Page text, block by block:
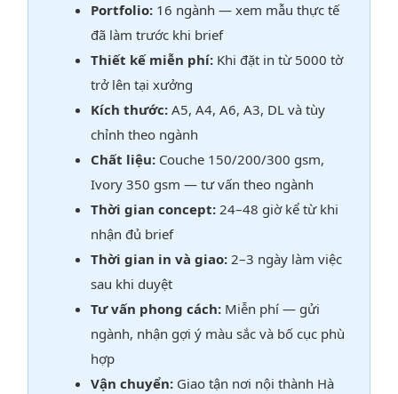
Portfolio: 16 ngành — xem mẫu thực tế
đã làm trước khi brief
Thiết kế miễn phí: Khi đặt in từ 5000 tờ
trở lên tại xưởng
Kích thước: A5, A4, A6, A3, DL và tùy
chỉnh theo ngành
Chất liệu: Couche 150/200/300 gsm,
Ivory 350 gsm — tư vấn theo ngành
Thời gian concept: 24–48 giờ kể từ khi
nhận đủ brief
Thời gian in và giao: 2–3 ngày làm việc
sau khi duyệt
Tư vấn phong cách: Miễn phí — gửi
ngành, nhận gợi ý màu sắc và bố cục phù
hợp
Vận chuyển: Giao tận nơi nội thành Hà